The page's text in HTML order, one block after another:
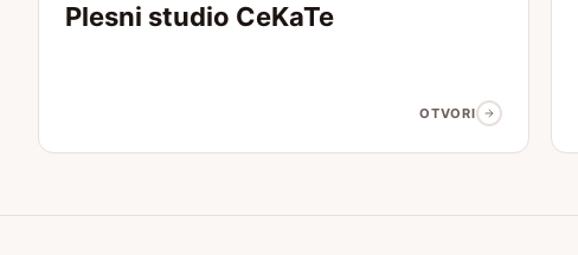
Plesni studio CeKaTe
OTVORI